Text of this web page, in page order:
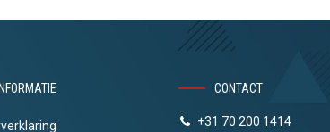
INFORMATIE CONTACT
+31 70 200 1414